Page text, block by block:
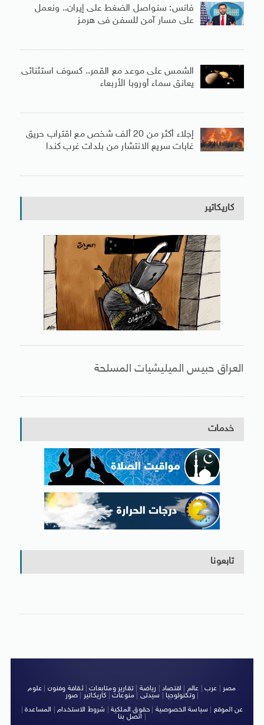
فانس: سنواصل الضغط على إيران.. ونعمل
على مسار آمن للسفن فى هرمز
الشمس على موعد مع القمر.. كسوف استثنائى
يعانق سماء أوروبا الأربعاء
إجلاء أكثر من 20 ألف شخص مع اقتراب حريق
غابات سريع الانتشار من بلدات غرب كندا
كاريكاتير
العراق حبيس الميليشيات المسلحة
خدمات
تابعونا
مصر عرب عالم اقتصاد رياضة |تقارير ومتابعات|ثقافة وفنون
علوم
وتكنولوجيا| سيدتى منوعات كاريكاتير صور
|
عن الموقع
سياسة الخصوصية حقوق الملكية شروط الاستخدام| المساعدة|
اتصل بنا